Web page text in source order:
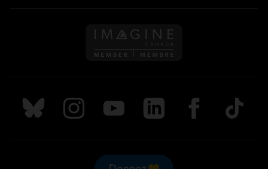
Suivez nous sur Bluesky
Suivez nous sur Instagram
Suivez nous sur Youtube
Suivez nous sur LinkedIn
Suivez nous sur
TikTok